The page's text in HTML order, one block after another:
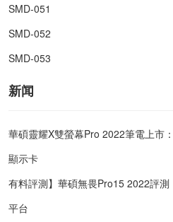
SMD-051
SMD-052
SMD-053
新闻
華碩靈耀X雙螢幕Pro 2022筆電上市
顯示卡
有料評測】華碩無畏Pro15 2022評
平台